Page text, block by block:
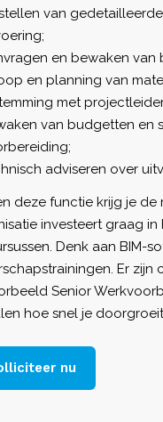
van
en bewaken
en planning van
met
van budgetten en
adviseren over
deze functie krijg je de
investeert graag
Denk aan BIM-
Er
Senior
hoe snel je
nu